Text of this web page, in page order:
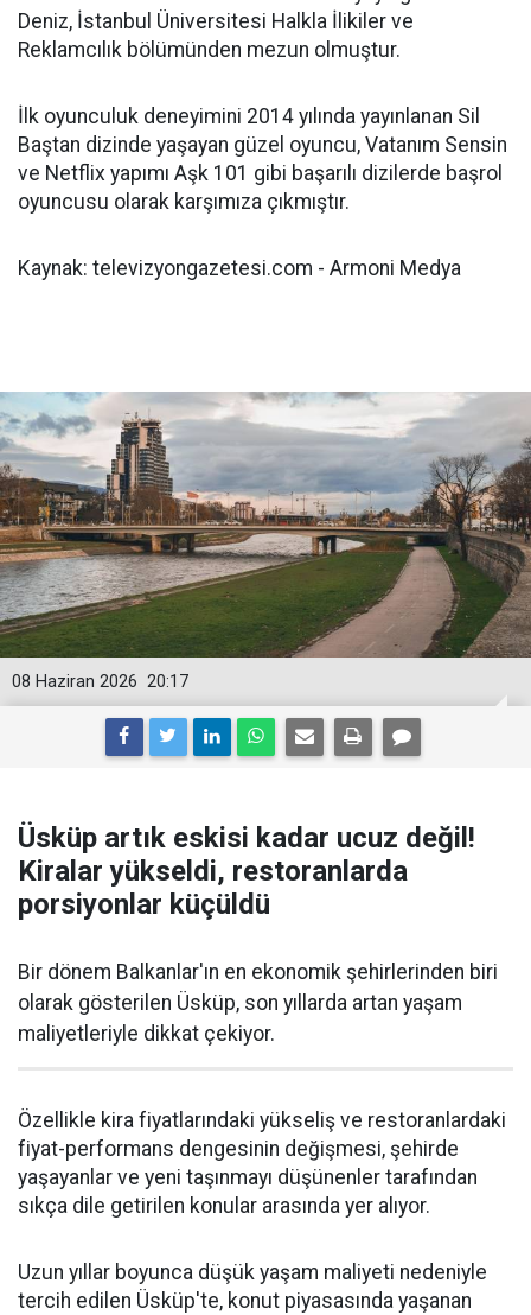
Deniz, İstanbul Üniversitesi Halkla İlikiler ve
Reklamcılık bölümünden mezun olmuştur.
İlk oyunculuk deneyimini 2014 yılında yayınlanan Sil
Baştan dizinde yaşayan güzel oyuncu, Vatanım Sensin
ve Netflix yapımı Aşk 101 gibi başarılı dizilerde başrol
oyuncusu olarak karşımıza çıkmıştır.
Kaynak: televizyongazetesi.com - Armoni Medya
20:17
08 Haziran 2026
Üsküp artık eskisi kadar ucuz değil!
Kiralar yükseldi, restoranlarda
porsiyonlar küçüldü
Bir dönem Balkanlar'ın en ekonomik şehirlerinden biri
olarak gösterilen Üsküp, son yıllarda artan yaşam
maliyetleriyle dikkat çekiyor.
Özellikle kira fiyatlarındaki yükseliş ve restoranlardaki
fiyat-performans dengesinin değişmesi, şehirde
yaşayanlar ve yeni taşınmayı düşünenler tarafından
sıkça dile getirilen konular arasında yer alıyor.
Uzun yıllar boyunca düşük yaşam maliyeti nedeniyle
tercih edilen Üsküp'te, konut piyasasında yaşanan